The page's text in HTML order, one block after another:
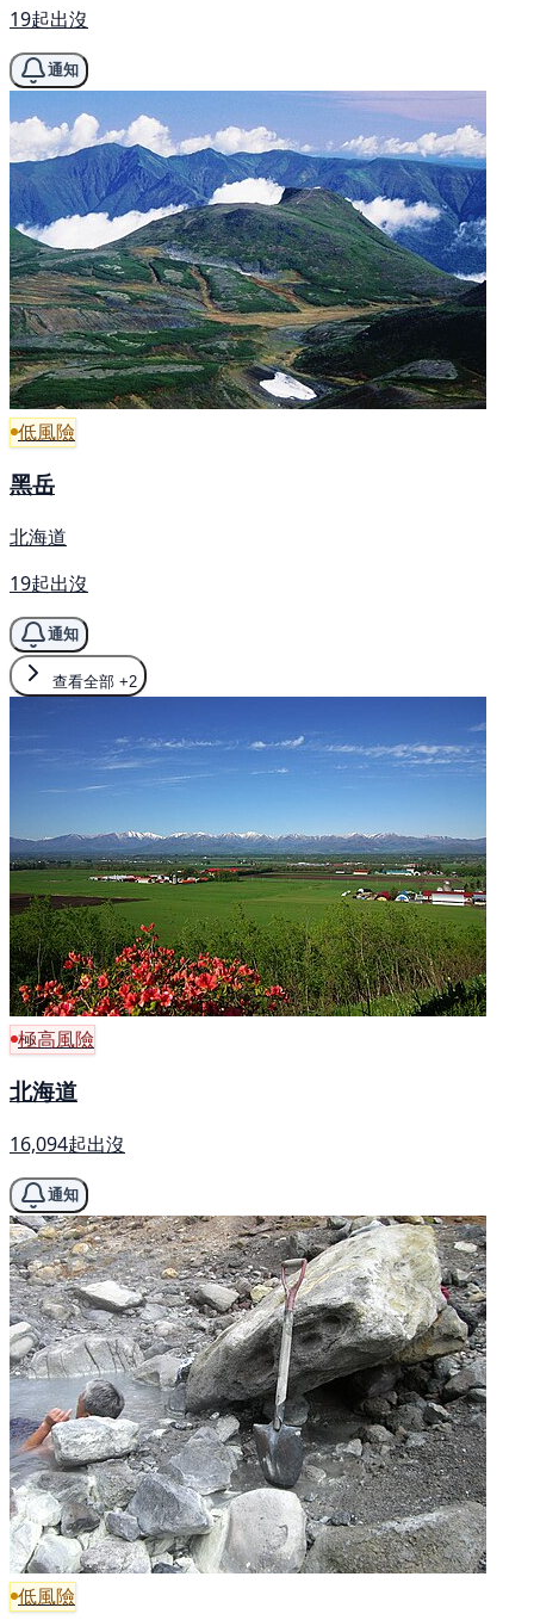
19起出沒
通知
低風險
黑岳
北海道
19起出沒
通知
查看全部 +2
極高風險
北海道
16,094起出沒
通知
低風險